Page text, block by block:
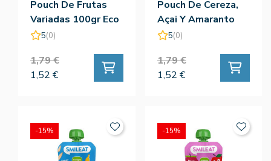
Pouch De Frutas
Variadas 100gr Eco
- Smileat
5(0)
1,79 €
1,52 €
Pouch De Cereza,
Açai Y Amaranto
100gr Eco -
5(0)
1,79 €
1,52 €
-15% -15%